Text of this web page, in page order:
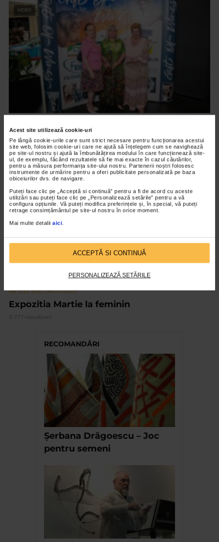
Acest site utilizează cookie-uri
Pe lângă cookie-urile care sunt strict necesare pentru funcționarea acestui
site web, folosim cookie-uri care ne ajută să înțelegem cum se navighează
pe site-ul nostru și ajută la îmbunătățirea modului în care funcționează site-
ul, de exemplu, făcând rezultatele să fie mai exacte în cazul căutărilor,
pentru a măsura performanța site-ului nostru. Partenerii noștri folosesc
instrumente de urmărire pentru a oferi publicitate personalizată pe baza
obiceiurilor dvs. de navigare.
Puteți face clic pe „Acceptă si continuă” pentru a fi de acord cu aceste
utilizări sau puteți face clic pe „Personalizează setările” pentru a vă
configura opțiunile. Vă puteți modifica preferințele și, în special, vă puteți
retrage consimțământul pe site-ul nostru în orice moment.
Mai multe detalii aici
ACCEPTĂ SI CONTINUĂ
PERSONALIZEAZĂ SETĂRILE
VIDEO
PREMIERA FILMULUI DARUL ARIPILOR
12.601 vizualizari
VIDEO
ARTELE SPECTACOLULUI
Expozitia Martie la feminin
3.777 vizualizari
RECOMANDĂRI
Șerbana Drăgoescu – Joc
pentru semeni